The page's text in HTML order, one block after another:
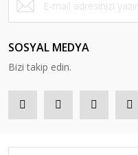
SOSYAL MEDYA
Bizi takip edin.